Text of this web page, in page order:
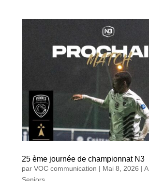
25 ème journée de championnat N3
par VOC communication | Mai 8, 2026 |